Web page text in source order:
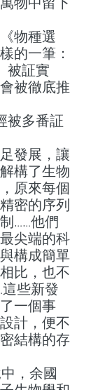
物種選
的一筆：
被証實
被徹底推
被多番証
發展，讓
構了生物
原來每個
密的序列
……他們
尖端的科
構成簡單
比，也不
些新發
一個事
計，便不
結構的存
，余國